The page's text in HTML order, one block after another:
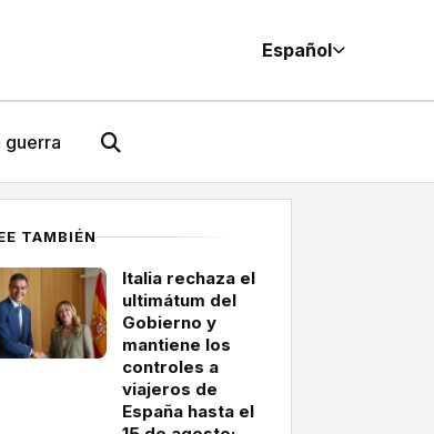
Español
guerra
TAMBIÉN
Italia rechaza el
ultimátum del
Gobierno y
mantiene los
controles a
viajeros de
España hasta el